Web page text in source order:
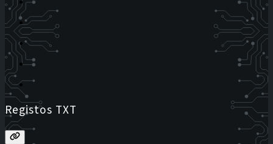
Registos TXT